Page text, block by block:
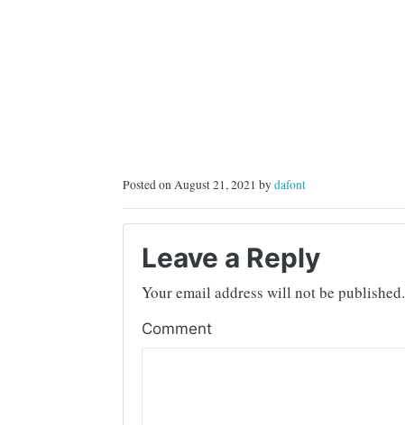
Posted on August 21, 2021 bydafont
Leave a Reply
Your email address will not be published.
Comment